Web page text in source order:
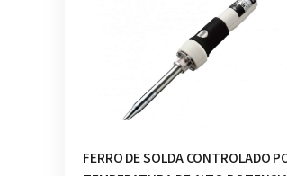
FERRO DE SOLDA CONTROLADO